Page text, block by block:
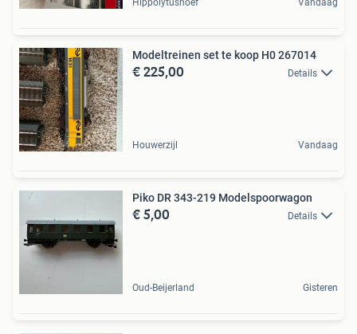
Modeltreinen set te koop H0 267014
€ 225,00 Details
Houwerzijl Vandaag
Piko DR 343-219 Modelspoorwagon
€ 5,00 Details
Oud-Beijerland Gisteren